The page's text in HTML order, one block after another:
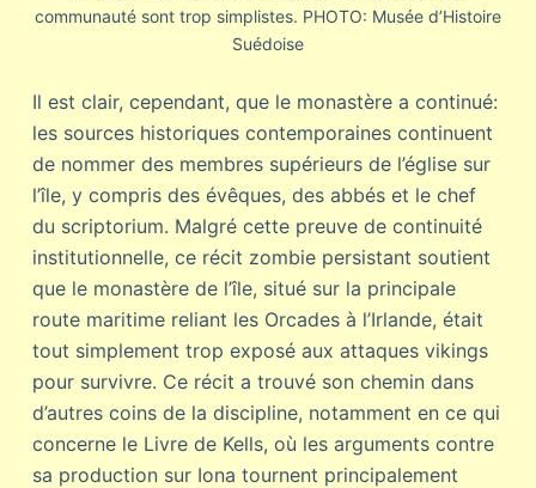
communauté sont trop simplistes. PHOTO: Musée d’Histoire
Suédoise
Il est clair, cependant, que le monastère a continué:
les sources historiques contemporaines continuent
de nommer des membres supérieurs de l’église sur
l’île, y compris des évêques, des abbés et le chef
du scriptorium. Malgré cette preuve de continuité
institutionnelle, ce récit zombie persistant soutient
que le monastère de l’île, situé sur la principale
route maritime reliant les Orcades à l’Irlande, était
tout simplement trop exposé aux attaques vikings
pour survivre. Ce récit a trouvé son chemin dans
d’autres coins de la discipline, notamment en ce qui
concerne le Livre de Kells, où les arguments contre
sa production sur Iona tournent principalement